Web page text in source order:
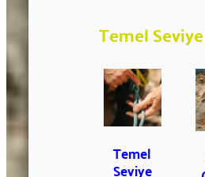
Temel
Temel
Seviye